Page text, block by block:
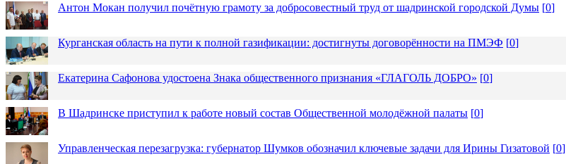
Антон Мокан получил почётную грамоту за добросовестный труд от шадринской городской Думы [0]
Курганская область на пути к полной газификации: достигнуты договорённости на ПМЭФ [0]
Екатерина Сафонова удостоена Знака общественного признания «ГЛАГОЛЬ ДОБРО» [0]
В Шадринске приступил к работе новый состав Общественной молодёжной палаты [0]
Управленческая перезагрузка: губернатор Шумков обозначил ключевые задачи для Ирины Гизатовой [0]